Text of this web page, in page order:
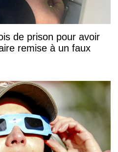
de prison pour avoir
remise à un faux